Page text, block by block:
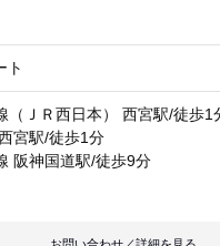
ト
（ＪＲ西日本） 西宮駅/徒歩1
宮駅/徒歩1分
阪神国道駅/徒歩9分